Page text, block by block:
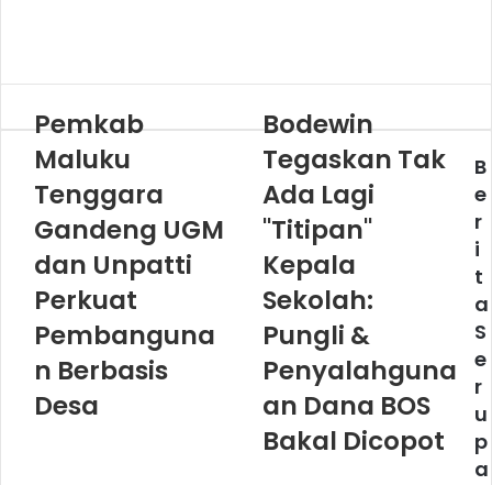
Pemkab
Maluku
Tenggara
Gandeng UGM
dan Unpatti
Perkuat
Pembanguna
n Berbasis
Desa
Bodewin
Tegaskan Tak
Ada Lagi
"Titipan"
Kepala
Sekolah:
Pungli &
Penyalahguna
an Dana BOS
Bakal Dicopot
B
e
r
i
t
a
S
e
r
u
p
a